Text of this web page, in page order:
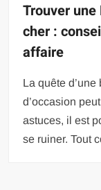
Trouver une
cher :
affaire
La quête
d’occasion
astuces, il est
se ruiner. Tout